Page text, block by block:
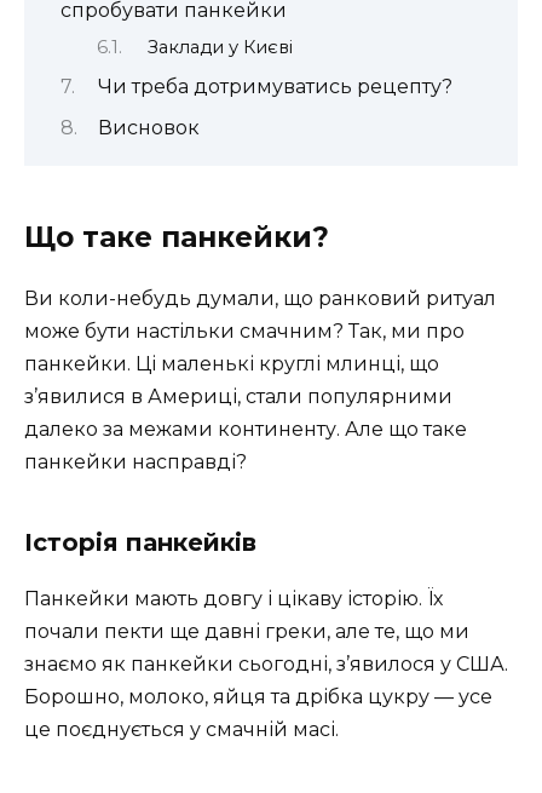
спробувати панкейки
Заклади у Києві
Чи треба дотримуватись рецепту?
Висновок
Що таке панкейки?
Ви коли-небудь думали, що ранковий ритуал
може бути настільки смачним? Так, ми про
панкейки. Ці маленькі круглі млинці, що
з’явилися в Америці, стали популярними
далеко за межами континенту. Але що таке
панкейки насправді?
Історія панкейків
Панкейки мають довгу і цікаву історію. Їх
почали пекти ще давні греки, але те, що ми
знаємо як панкейки сьогодні, з’явилося у США.
Борошно, молоко, яйця та дрібка цукру — усе
це поєднується у смачній масі.